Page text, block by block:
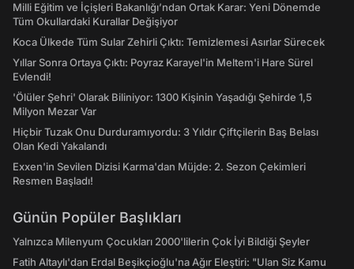
Milli Eğitim ve İçişleri Bakanlığı’ndan Ortak Karar: Yeni Dönemde
Tüm Okullardaki Kurallar Değişiyor
Koca Ülkede Tüm Sular Zehirli Çıktı: Temizlemesi Asırlar Sürecek
Yıllar Sonra Ortaya Çıktı: Poyraz Karayel'in Meltem'i Hare Sürel
Evlendi!
'Ölüler Şehri' Olarak Biliniyor: 1300 Kişinin Yaşadığı Şehirde 1,5
Milyon Mezar Var
Hiçbir Tuzak Onu Durduramıyordu: 3 Yıldır Çiftçilerin Baş Belası
Olan Kedi Yakalandı
Exxen'in Sevilen Dizisi Karma'dan Müjde: 2. Sezon Çekimleri
Resmen Başladı!
Günün Popüler Başlıkları
Yalnızca Milenyum Çocukları 2000'lilerin Çok İyi Bildiği Şeyler
Fatih Altaylı'dan Erdal Beşikçioğlu'na Ağır Eleştiri: "Ulan Siz Kamu